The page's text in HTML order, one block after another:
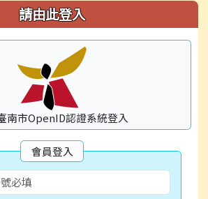
請由此登入
南市OpenID認證系統登入
會員登入